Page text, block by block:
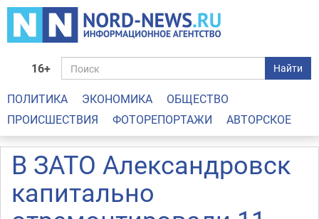
16+ Найти
ПОЛИТИКА ЭКОНОМИКА
ОБЩЕСТВО
ПРОИСШЕСТВИЯ
ФОТОРЕПОРТАЖИ АВТОРСКОЕ
В ЗАТО Александровск
капитально